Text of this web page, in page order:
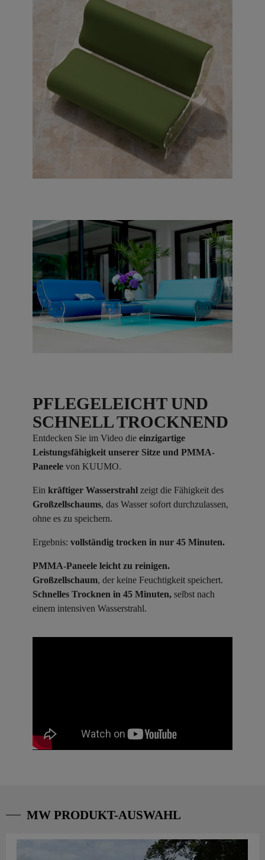
PFLEGELEICHT UND
SCHNELL TROCKNEND
Entdecken Sie im Video die einzigartige
Leistungsfähigkeit unserer Sitze und PMMA-
Paneele von KUUMO.
Ein kräftiger Wasserstrahl zeigt die Fähigkeit des
Großzellschaums, das Wasser sofort durchzulassen,
ohne es zu speichern.
Ergebnis: vollständig trocken in nur 45 Minuten.
PMMA-Paneele leicht zu reinigen.
Großzellschaum, der keine Feuchtigkeit speichert.
Schnelles Trocknen in 45 Minuten, selbst nach
einem intensiven Wasserstrahl.
MW PRODUKT-AUSWAHL